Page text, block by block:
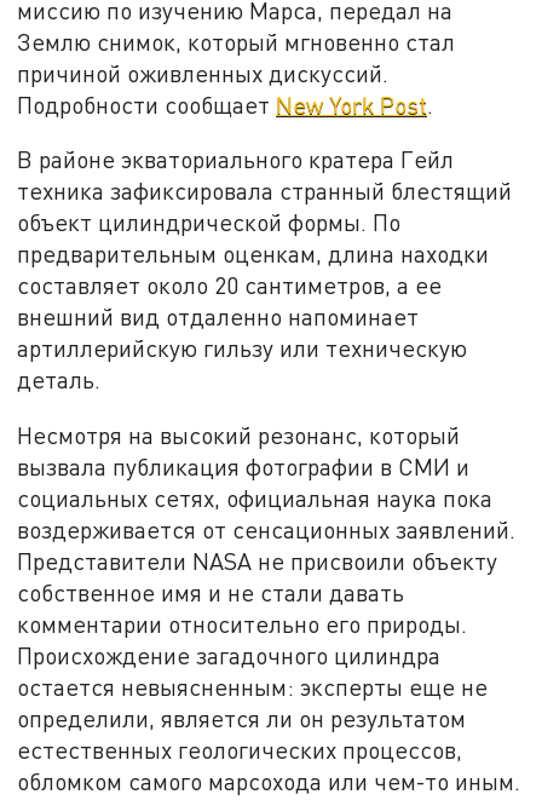
миссию по изучению Марса, передал на
Землю снимок, который мгновенно стал
причиной оживленных дискуссий.
Подробности сообщает New York Post.
В районе экваториального кратера Гейл
техника зафиксировала странный блестящий
объект цилиндрической формы. По
предварительным оценкам, длина находки
составляет около 20 сантиметров, а ее
внешний вид отдаленно напоминает
артиллерийскую гильзу или техническую
деталь.
Несмотря на высокий резонанс, который
вызвала публикация фотографии в СМИ и
социальных сетях, официальная наука пока
воздерживается от сенсационных заявлений.
Представители NASA не присвоили объекту
собственное имя и не стали давать
комментарии относительно его природы.
Происхождение загадочного цилиндра
остается невыясненным: эксперты еще не
определили, является ли он результатом
естественных геологических процессов,
обломком самого марсохода или чем-то иным.